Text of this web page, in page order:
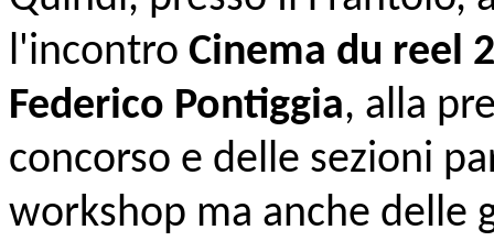
l'incontro Cinema du reel
Federico Pontiggia, alla
concorso e delle sezioni
workshop ma anche delle